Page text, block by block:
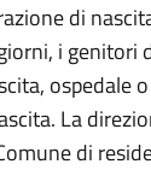
di
i genitori
ospedale
La
di